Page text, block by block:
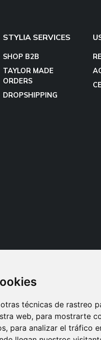
técnicas de rastreo
web, para mostrarte
para analizar el tráfico
STYLIA SERVICES
SHOP B2B
TAYLOR MADE
ORDERS
DROPSHIPPING